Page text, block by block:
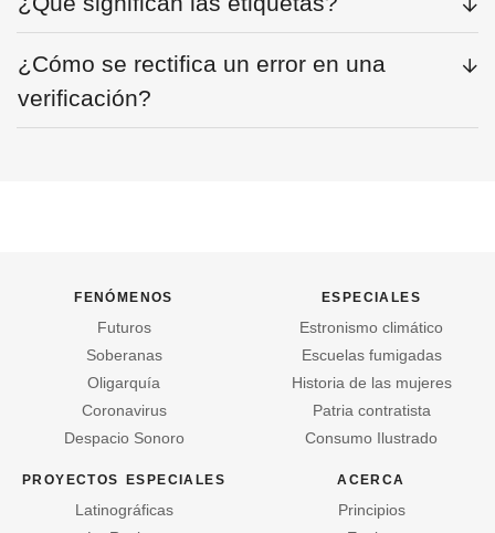
¿Cómo se rectifica un error en una
verificación?
fenómenos
Futuros
Soberanas
Oligarquía
Coronavirus
Despacio Sonoro
especiales
Estronismo climático
Escuelas fumigadas
Historia de las mujeres
Patria contratista
Consumo Ilustrado
proyectos especiales
Latinográficas
acerca
Principios